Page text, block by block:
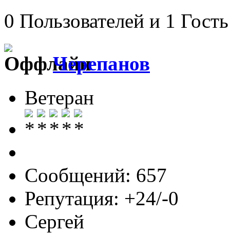
0 Пользователей и 1
Черепанов
Ветеран
Сообщений: 657
Репутация: +24/-0
Сергей